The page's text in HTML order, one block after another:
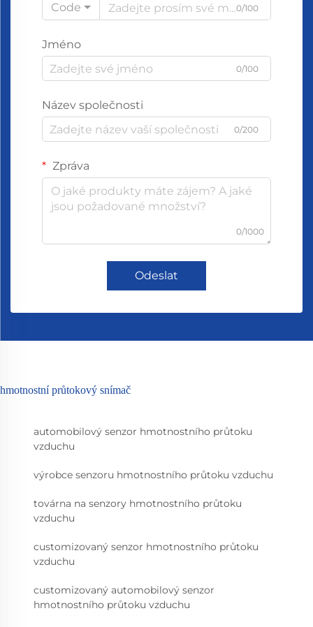
Code
0/100
Jméno
0/100
Název společnosti
0/200
Zpráva
0/1000
Odeslat
hmotnostní průtokový snímač
automobilový senzor hmotnostního průtoku
vzduchu
výrobce senzoru hmotnostního průtoku vzduchu
továrna na senzory hmotnostního průtoku
vzduchu
customizovaný senzor hmotnostního průtoku
vzduchu
customizovaný automobilový senzor
hmotnostního průtoku vzduchu